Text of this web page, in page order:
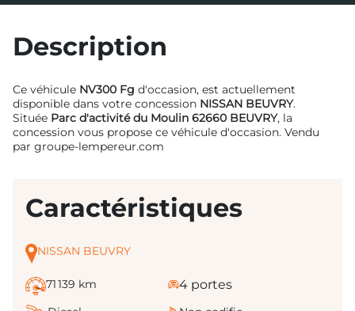
Description
Ce véhicule NV300 Fg d'occasion, est actuellement
disponible dans votre concession NISSAN BEUVRY.
Située Parc d'activité du Moulin 62660 BEUVRY, la
concession vous propose ce véhicule d'occasion. Vendu
par groupe-lempereur.com
Caractéristiques
NISSAN BEUVRY
71 139 km 4 portes